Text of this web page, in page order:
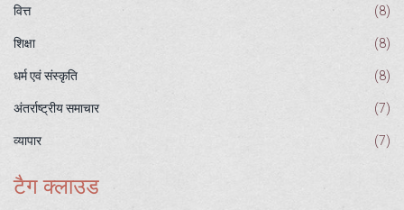
वित्त (8)
शिक्षा (8)
धर्म एवं संस्कृति (8)
अंतर्राष्ट्रीय समाचार (7)
व्यापार (7)
टैग क्लाउड